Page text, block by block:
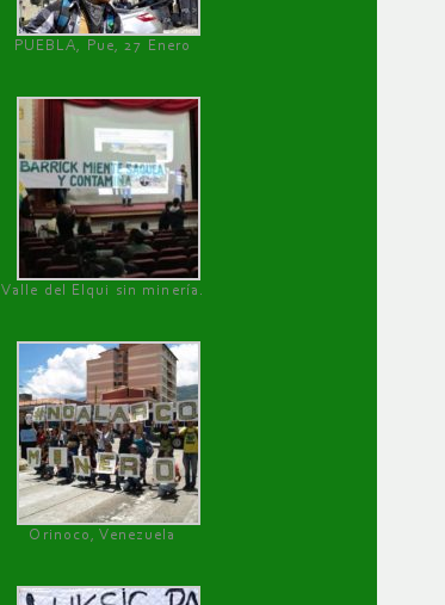
PUEBLA, Pue, 27 Enero
Valle del Elqui sin minería.
Orinoco, Venezuela